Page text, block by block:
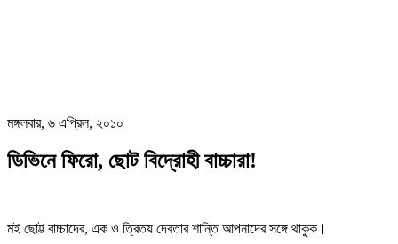
মঙ্গলবার, ৬ এপ্রিল, ২০১০
ডিভিনে ফিরো, ছোট বিদ্রোহী বাচ্চারা!
মই ছোট্ট বাচ্চাদের, এক ও ত্রিতয় দেবতার শান্তি আপনাদের সঙ্গে থাকুক।